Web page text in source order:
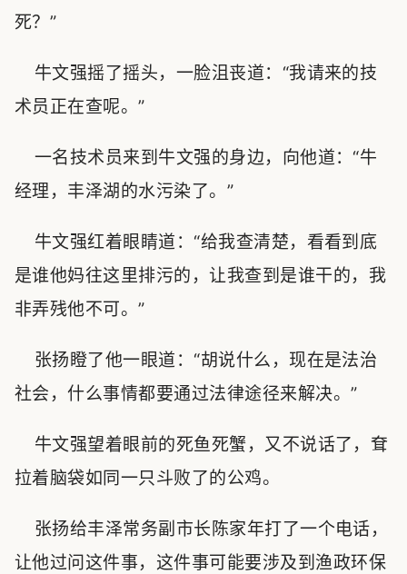
死？”
牛文强摇了摇头，一脸沮丧道：“我请来的技
术员正在查呢。”
一名技术员来到牛文强的身边，向他道：“牛
经理，丰泽湖的水污染了。”
牛文强红着眼睛道：“给我查清楚，看看到底
是谁他妈往这里排污的，让我查到是谁干的，我
非弄残他不可。”
张扬瞪了他一眼道：“胡说什么，现在是法治
社会，什么事情都要通过法律途径来解决。”
牛文强望着眼前的死鱼死蟹，又不说话了，耷
拉着脑袋如同一只斗败了的公鸡。
张扬给丰泽常务副市长陈家年打了一个电话，
让他过问这件事，这件事可能要涉及到渔政环保